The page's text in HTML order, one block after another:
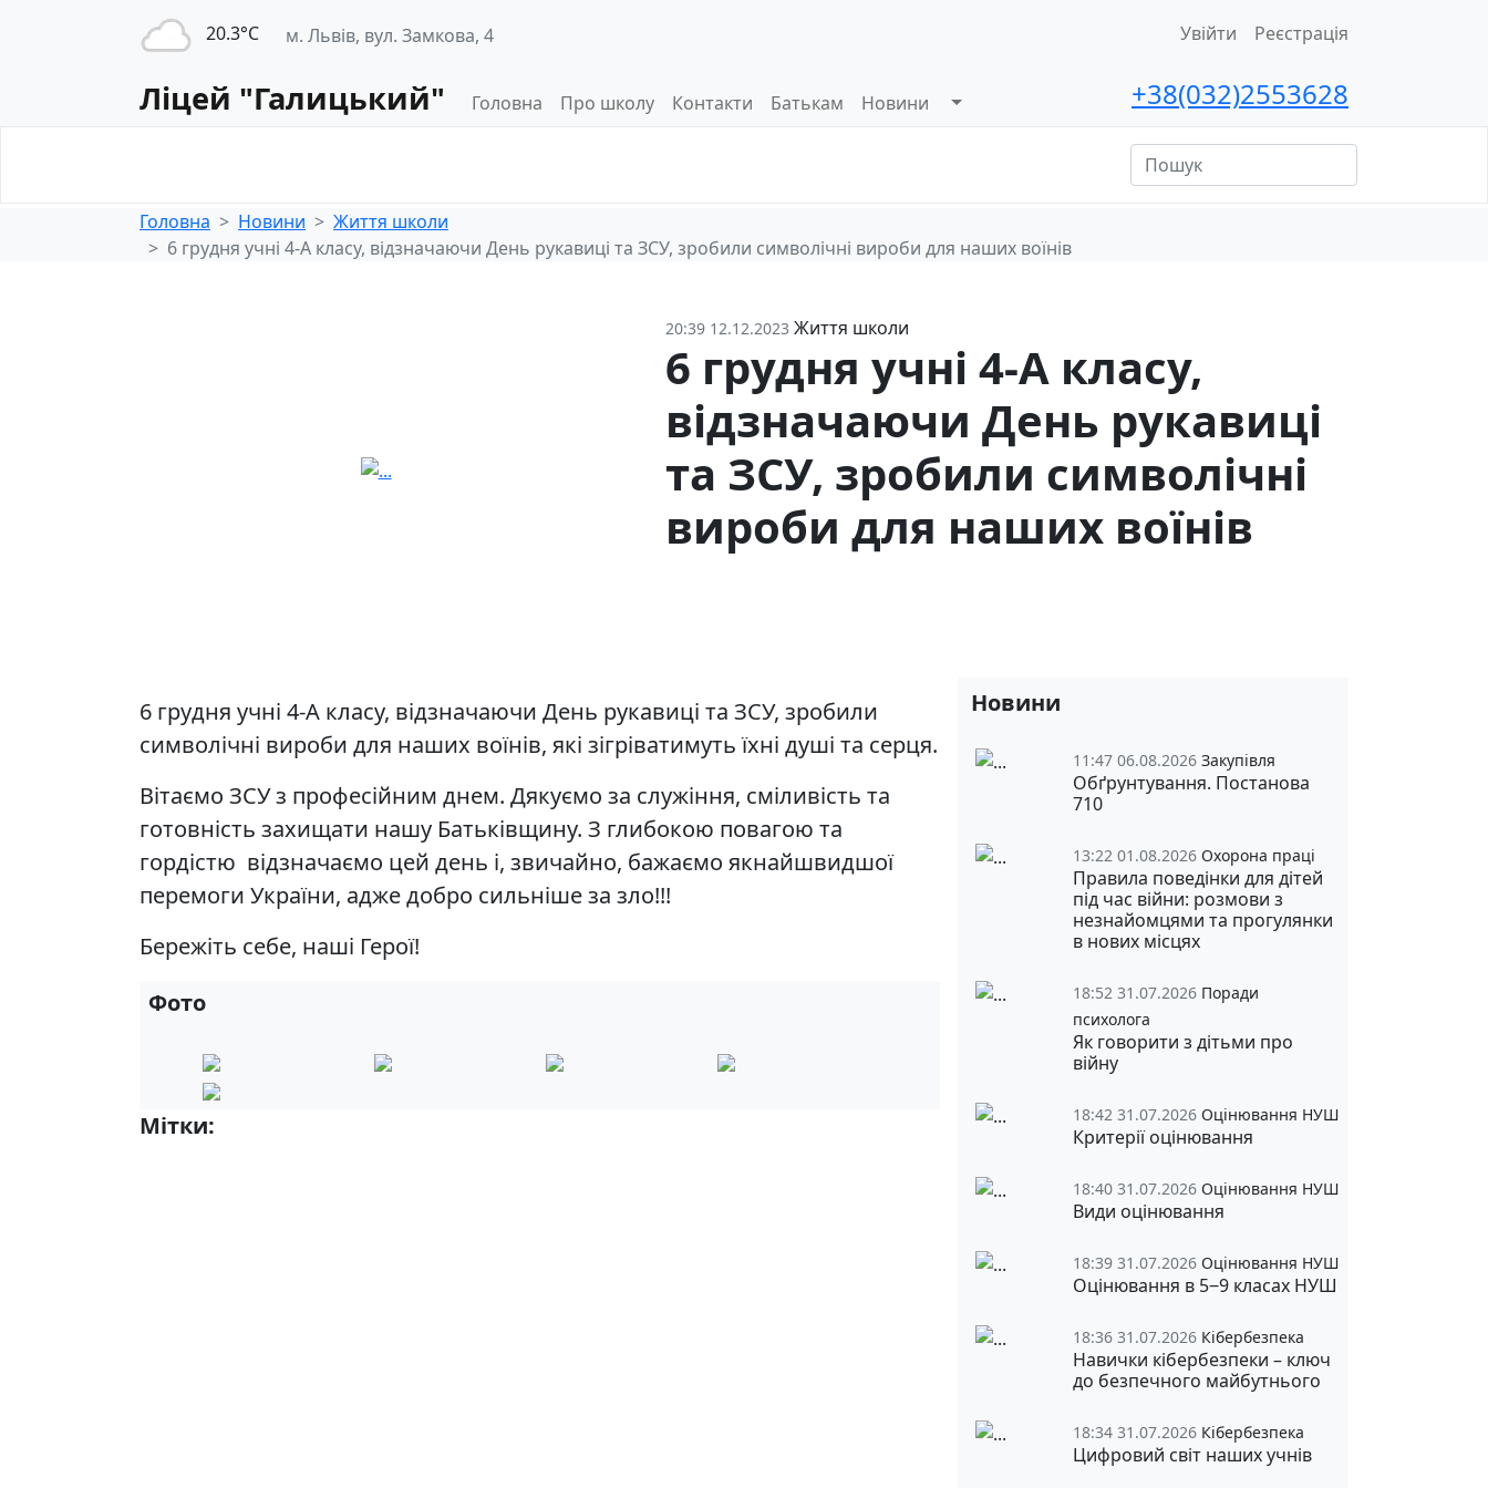
20.3°С м. Львів, вул. Замкова, 4 Увійти Реєстрація
Ліцей "Галицький" Головна Про школу Контакти Батькам Новини +38(032)2553628
Головна
Новини
Життя школи
6 грудня учні 4-А класу, відзначаючи День рукавиці та ЗСУ, зробили символічні вироби для наших воїнів
20:39 12.12.2023 Життя школи
6 грудня учні 4-А класу,
відзначаючи День рукавиці
та ЗСУ, зробили символічні
вироби для наших воїнів
6 грудня учні 4-А класу, відзначаючи День рукавиці та ЗСУ, зробили
символічні вироби для наших воїнів, які зігріватимуть їхні душі та серця.
Вітаємо ЗСУ з професійним днем. Дякуємо за служіння, сміливість та
готовність захищати нашу Батьківщину. З глибокою повагою та
гордістю відзначаємо цей день і, звичайно, бажаємо якнайшвидшої
перемоги України, адже добро сильніше за зло!!!
Бережіть себе, наші Герої!
Фото
Мітки:
Новини
11:47 06.08.2026 Закупівля
Обґрунтування. Постанова
710
13:22 01.08.2026 Охорона праці
Правила поведінки для дітей
під час війни: розмови з
незнайомцями та прогулянки
в нових місцях
18:52 31.07.2026 Поради
психолога
Як говорити з дітьми про
війну
18:42 31.07.2026 Оцінювання НУШ
Критерії оцінювання
18:40 31.07.2026 Оцінювання НУШ
Види оцінювання
18:39 31.07.2026 Оцінювання НУШ
Оцінювання в 5‒9 класах НУШ
18:36 31.07.2026 Кібербезпека
Навички кібербезпеки – ключ
до безпечного майбутнього
18:34 31.07.2026 Кібербезпека
Цифровий світ наших учнів